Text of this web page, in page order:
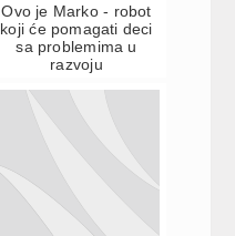
Ovo je Marko - robot
koji će pomagati deci
sa problemima u
razvoju